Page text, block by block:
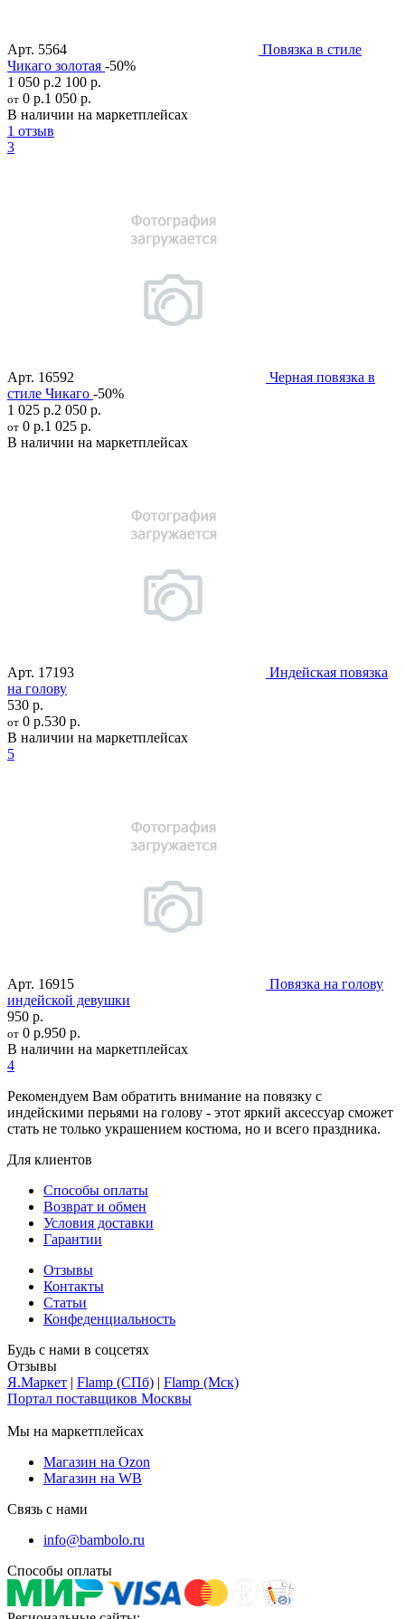
Арт. 5564
Повязка в стиле
Чикаго золотая -50%
1 050 р.2 100 р.
от 0 р.1 050 р.
В наличии на маркетплейсах
1 отзыв
3
Арт. 16592
Черная повязка в
стиле Чикаго -50%
1 025 р.2 050 р.
от 0 р.1 025 р.
В наличии на маркетплейсах
Арт. 17193
Индейская повязка
на голову
530 р.
от 0 р.530 р.
В наличии на маркетплейсах
5
Арт. 16915
Повязка на голову
индейской девушки
950 р.
от 0 р.950 р.
В наличии на маркетплейсах
4
Рекомендуем Вам обратить внимание на повязку с
индейскими перьями на голову - этот яркий аксессуар сможет
стать не только украшением костюма, но и всего праздника.
Для клиентов
Способы оплаты
Возврат и обмен
Условия доставки
Гарантии
Отзывы
Контакты
Статьи
Конфеденциальность
Будь с нами в соцсетях
Отзывы
Я.Маркет | Flamp (СПб) | Flamp (Мск)
Портал поставщиков Москвы
Мы на маркетплейсах
Магазин на Ozon
Магазин на WB
Связь с нами
info@bambolo.ru
Способы оплаты